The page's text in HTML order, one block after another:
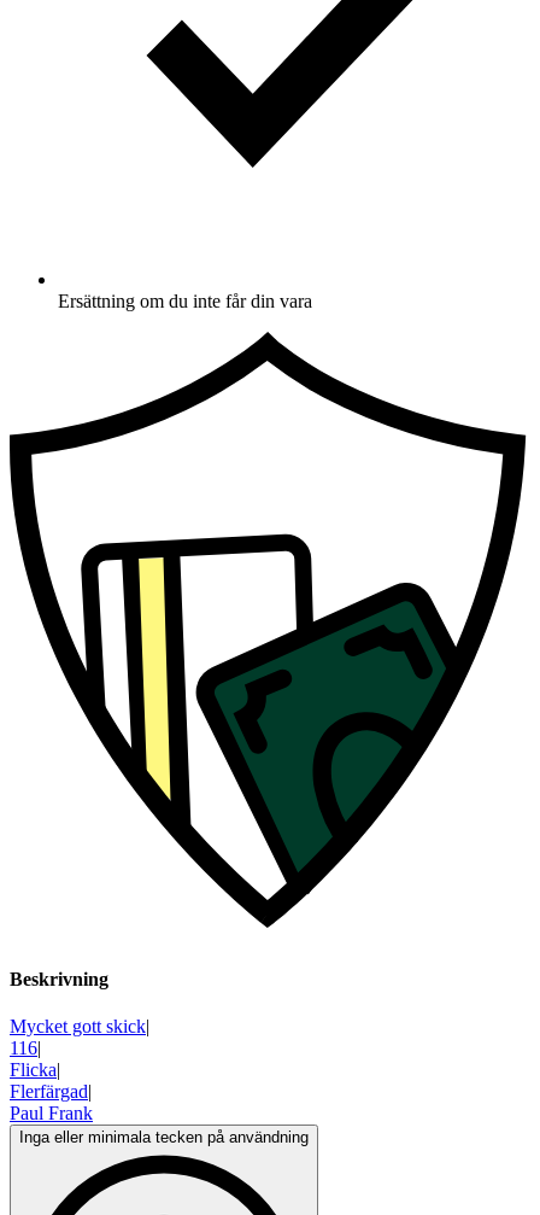
Ersättning om du inte får din vara
Beskrivning
Mycket gott skick|
116|
Flicka|
Flerfärgad|
Paul Frank
Inga eller minimala tecken på användning